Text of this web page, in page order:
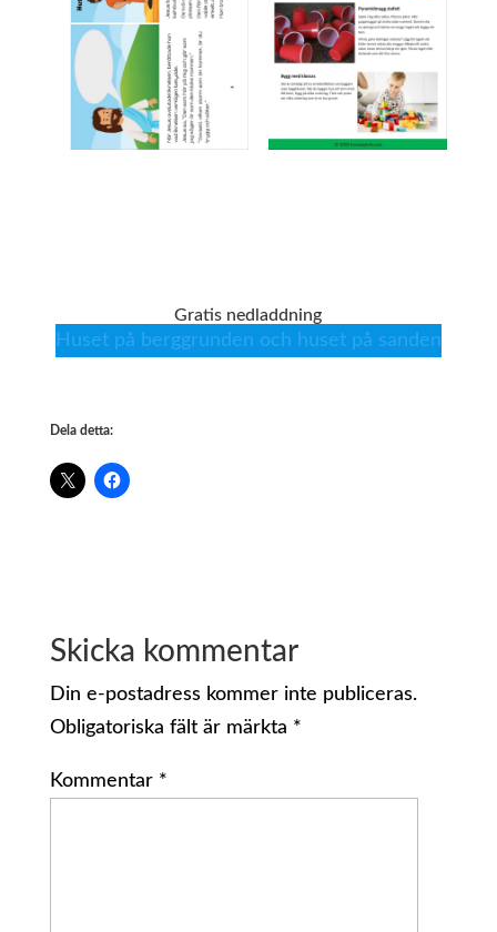
Gratis nedladdning
Huset på berggrunden och huset på sanden
Dela detta:
Skicka kommentar
Din e-postadress kommer inte publiceras.
Obligatoriska fält är märkta *
Kommentar *